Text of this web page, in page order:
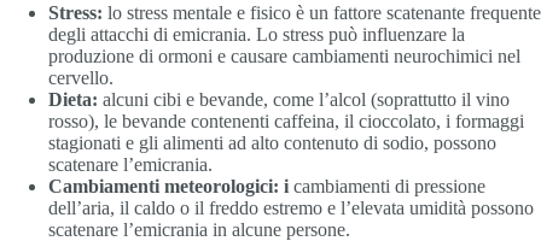
Stress: lo stress mentale e fisico è un fattore scatenante frequente
degli attacchi di emicrania. Lo stress può influenzare la
produzione di ormoni e causare cambiamenti neurochimici nel
cervello.
Dieta: alcuni cibi e bevande, come l’alcol (soprattutto il vino
rosso), le bevande contenenti caffeina, il cioccolato, i formaggi
stagionati e gli alimenti ad alto contenuto di sodio, possono
scatenare l’emicrania.
Cambiamenti meteorologici: i cambiamenti di pressione
dell’aria, il caldo o il freddo estremo e l’elevata umidità possono
scatenare l’emicrania in alcune persone.